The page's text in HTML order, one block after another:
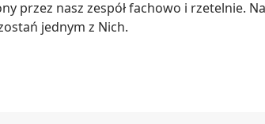
przez nasz zespół fachowo i rzetelnie.
jednym z Nich.